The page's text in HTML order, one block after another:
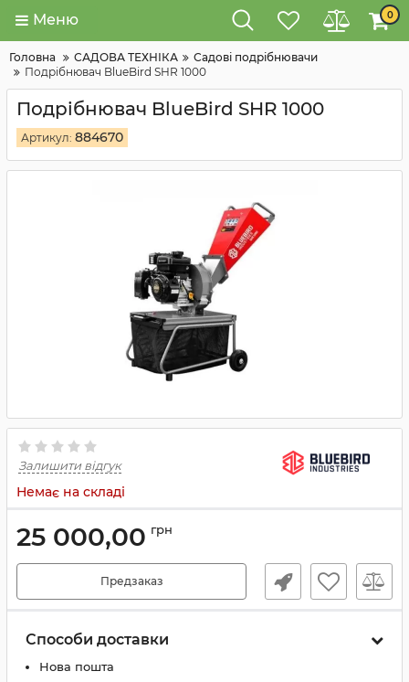
Меню 0
Головна САДОВА ТЕХНІКА
Садові подрібнювачи
Подрібнювач BlueBird SHR 1000
Подрібнювач BlueBird SHR 1000
Артикул: 884670
Залишити відгук
Немає на складі
25 000,00 грн
Предзаказ
Способи доставки
Нова пошта